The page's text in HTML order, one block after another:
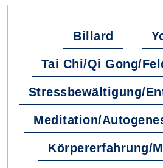
Billard
Tai Chi/Qi Gong/
Stressbewältigung/
Meditation/
Körpererfahrung/